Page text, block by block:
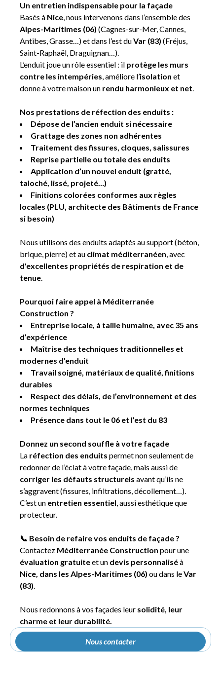
Nous contacter
Un entretien indispensable pour la façade
Basés à Nice, nous intervenons dans l’ensemble des
Alpes-Maritimes (06) (Cagnes-sur-Mer, Cannes,
Antibes, Grasse…) et dans l’est duVar (83) (Fréjus,
Saint-Raphaël, Draguignan…).
L’enduit joue un rôle essentiel : il protège les murs
contre les intempéries, améliore l’isolation et
donne à votre maison un rendu harmonieux et net.
Nos prestations de réfection des enduits :
Dépose de l’ancien enduit si nécessaire
Grattage des zones non adhérentes
Traitement des fissures, cloques, salissures
Reprise partielle ou totale des enduits
Application d’un nouvel enduit (gratté,
taloché, lissé, projeté…)
Finitions colorées conformes aux règles
locales (PLU, architecte des Bâtiments de France
si besoin)
Nous utilisons des enduits adaptés au support (béton,
brique, pierre) et au climat méditerranéen, avec
d'excellentes propriétés de respiration et de
tenue.
Pourquoi faire appel à Méditerranée
Construction ?
Entreprise locale, à taille humaine, avec 35 ans
d’expérience
Maîtrise des techniques traditionnelles et
modernes d’enduit
Travail soigné, matériaux de qualité, finitions
durables
Respect des délais, de l’environnement et des
normes techniques
Présence dans tout le 06 et l’est du 83
Donnez un second souffle à votre façade
La réfection des enduits permet non seulement de
redonner de l’éclat à votre façade, mais aussi de
corriger les défauts structurels avant qu’ils ne
s’aggravent (fissures, infiltrations, décollement…).
C’est un entretien essentiel, aussi esthétique que
protecteur.
📞 Besoin de refaire vos enduits de façade ?
Contactez Méditerranée Construction pour une
évaluation gratuiteet un devis personnaliséà
Nice, dans les Alpes-Maritimes (06) ou dans leVar
(83).
Nous redonnons à vos façades leur solidité, leur
charme et leur durabilité.